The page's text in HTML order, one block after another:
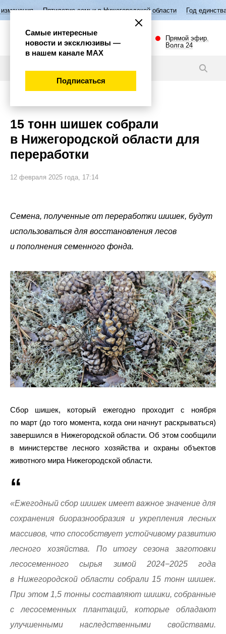
семьи в Нижегородской области Год единства народов России
Прямой эфир.
Волга 24
15 тонн шишек собрали
в Нижегородской области для
переработки
12 февраля 2025 года, 17:14
Семена, полученные от переработки шишек, будут
использоваться для восстановления лесов
и пополнения семенного фонда.
Сбор шишек, который ежегодно проходит с ноября
по март (до того момента, когда они начнут раскрываться)
завершился в Нижегородской области. Об этом сообщили
в министерстве лесного хозяйства и охраны объектов
животного мира Нижегородской области.
«Ежегодный сбор шишек имеет важное значение для
сохранения биоразнообразия и укрепления лесных
массивов, что способствует устойчивому развитию
лесного хозяйства. По итогу сезона заготовки
лесосеменного сырья зимой 2024−2025 года
в Нижегородской области собрали 15 тонн шишек.
При этом 1,5 тонны составляют шишки, собранные
с лесосеменных плантаций, которые обладают
улучшенными наследственными свойствами.
Самые интересные
новости и эксклюзивы —
в нашем канале МАХ
Подписаться